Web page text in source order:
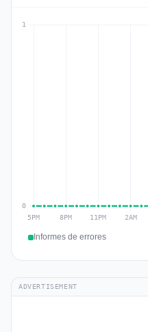
Informes de errores
ADVERTISEMENT